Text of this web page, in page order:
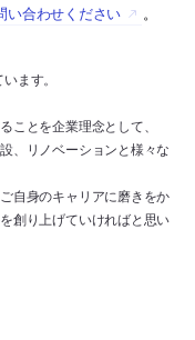
い合わせください
。
ます。
ことを企業理念として、
、リノベーションと様々な
自身のキャリアに磨きをか
創り上げていければと思い